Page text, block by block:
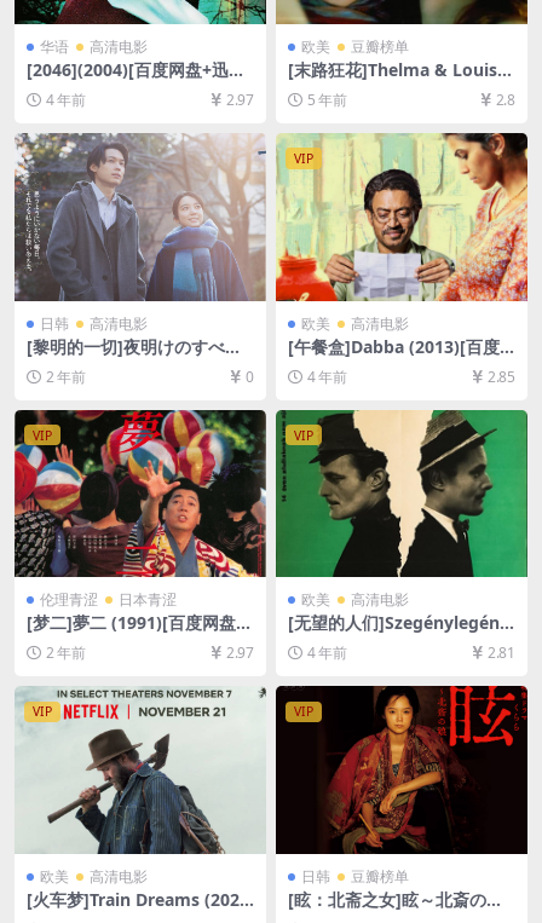
华语 高清电影
[2046](2004)[百度网盘+迅雷
云盘资源1080P超清未删减]
[MP4/7.9GB][原声中字]
4 年前 2.97
欧美 豆瓣榜单
[末路狂花]Thelma & Louise
(1991)[百度网盘+夸克网盘资
源1080P超清未删减][MP4/8.
2GB][中英字幕]
5 年前 2.8
日韩 高清电影
[黎明的一切]夜明けのすべて
(2024)[百度网盘+夸克网盘10
80P超清未删减资源][网盘在
文字幕]
2 年前 0
VIP
欧美 高清电影
[午餐盒]Dabba (2013)[百度
网盘+迅雷云盘资源1080P超
清未删减][MP4/6.2GB][中文
4 年前 2.85
VIP
伦理青涩 日本青涩
[梦二]夢二 (1991)[百度网盘
+夸克网盘1080P超清未删减
资源][网盘在线播放/下载][MP
4/9.1GB][中文字幕]
2 年前 2.97
VIP
欧美 高清电影
[无望的人们]Szegénylegény
ek (1966)[百度网盘+迅雷云盘
资源1080P超清未删减][MP4/
6GB][中文字幕]
4 年前 2.81
VIP
欧美 高清电影
[火车梦]Train Dreams (202
VIP
日韩 豆瓣榜单
[眩：北斋之女]眩～北斎の娘